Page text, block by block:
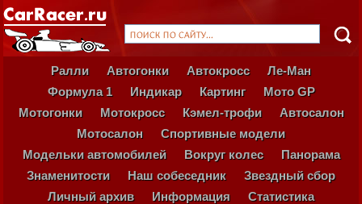
Ралли Автогонки Автокросс
Ле-Ман
Формула 1
Индикар Картинг
Мото GP
Мотогонки
Мотокросс Кэмел-трофи
Автосалон
Мотосалон
Спортивные модели
Модельки автомобилей
Вокруг колес
Панорама
Знаменитости
Наш собеседник
Звездный сбор
Личный архив
Информация Статистика